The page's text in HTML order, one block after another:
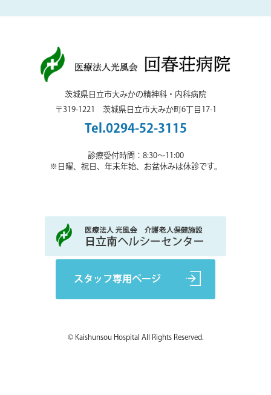
茨城県日立市大みかの精神科・内科病院
〒319-1221 茨城県日立市大みか町6丁目17-1
Tel.0294-52-3115
診療受付時間：8:30～11:00
※日曜、祝日、年末年始、お盆休みは休診です。
© Kaishunsou Hospital All Rights Reserved.